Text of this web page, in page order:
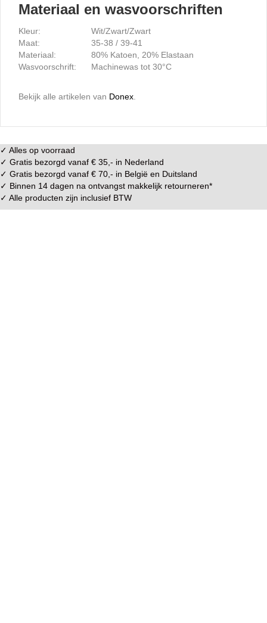
Materiaal en wasvoorschriften
Kleur:
Wit/Zwart/Zwart
Maat:
35-38 / 39-41
Materiaal:
80% Katoen, 20% Elastaan
Wasvoorschrift:
Machinewas tot 30°C
Bekijk alle artikelen van Donex
✓ Alles op voorraad
✓ Gratis bezorgd vanaf € 35,- in Nederland
✓ Gratis bezorgd vanaf € 70,- in België en Duitsland
✓ Binnen 14 dagen na ontvangst makkelijk retourneren*
✓ Alle producten zijn inclusief BTW